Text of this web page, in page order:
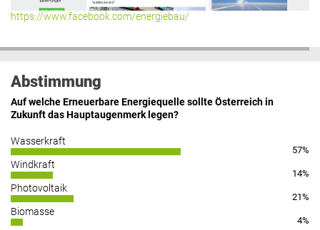
https://www.facebook.com/energiebau/
Abstimmung
Auf welche Erneuerbare Energiequelle sollte Österreich in
Zukunft das Hauptaugenmerk legen?
Wasserkraft
57%
Windkraft
14%
Photovoltaik
21%
Biomasse
4%